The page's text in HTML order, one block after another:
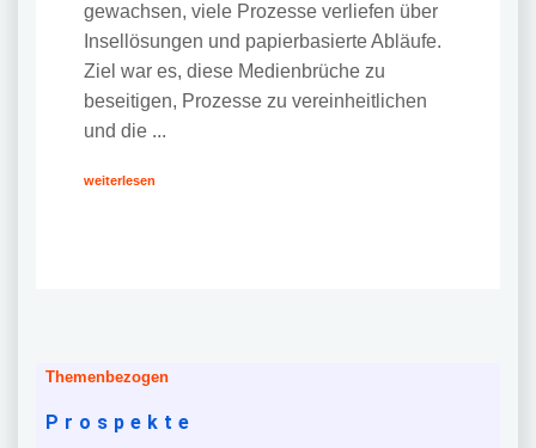
gewachsen, viele Prozesse verliefen über
Insellösungen und papierbasierte Abläufe.
Ziel war es, diese Medienbrüche zu
beseitigen, Prozesse zu vereinheitlichen
und die ...
weiterlesen
Themenbezogen
Prospekte